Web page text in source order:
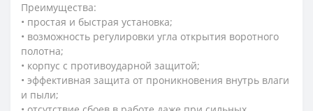
Преимущества:
• простая и быстрая установка;
• возможность регулировки угла открытия воротного
полотна;
• корпус с противоударной защитой;
• эффективная защита от проникновения внутрь влаги
и пыли;